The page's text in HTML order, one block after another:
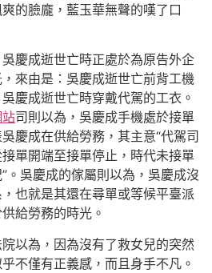
的臉龐，藍玉華無聲的嘆了口
慶成逝世亡時正處於為原告外企
來由是：吳慶成逝世亡前背工機
慶成逝世亡時穿戴代駕的工衣。
司則以為，吳慶成手機處於接單
慶成在供給勞務，其主意“代駕司
單開端至接單停止，時代未接單
。吳慶成的傢屬則以為，吳慶成沒
也就是其還在尋單或等候平臺派
給勞務的時光。
以為，因為沒有了救女兒的突然
不僅有正義感，而且身手不凡。